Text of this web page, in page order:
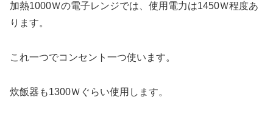
加熱1000Ｗの電子レンジでは、使用電力は1450Ｗ程度あ
ります。
これ一つでコンセント一つ使います。
炊飯器も1300Ｗぐらい使用します。